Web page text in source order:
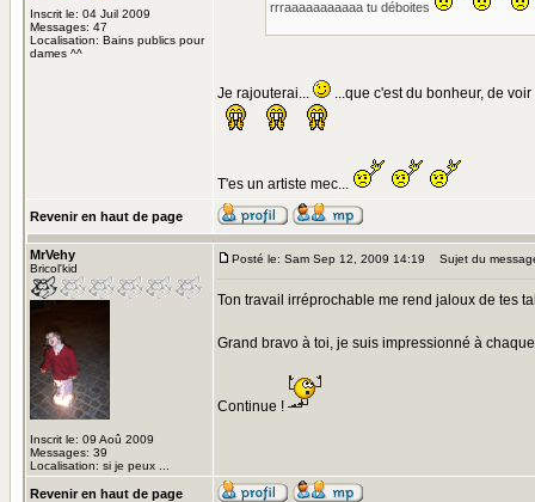
Inscrit le: 04 Juil 2009
Messages: 47
Localisation: Bains publics pour
dames ^^
rrraaaaaaaaaaa tu déboites
Je rajouterai... ...que c'est du bonheur, de
T'es un artiste mec...
Revenir en haut de page
MrVehy
Bricol'kid
Inscrit le: 09 Aoû 2009
Messages: 39
Localisation: si je peux ...
Posté le: Sam Sep 12, 2009 14:19 Sujet du
Ton travail irréprochable me rend jaloux de tes
Grand bravo à toi, je suis impressionné à
Continue !
Revenir en haut de page